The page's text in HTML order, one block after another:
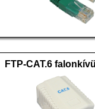
FTP-CAT.6